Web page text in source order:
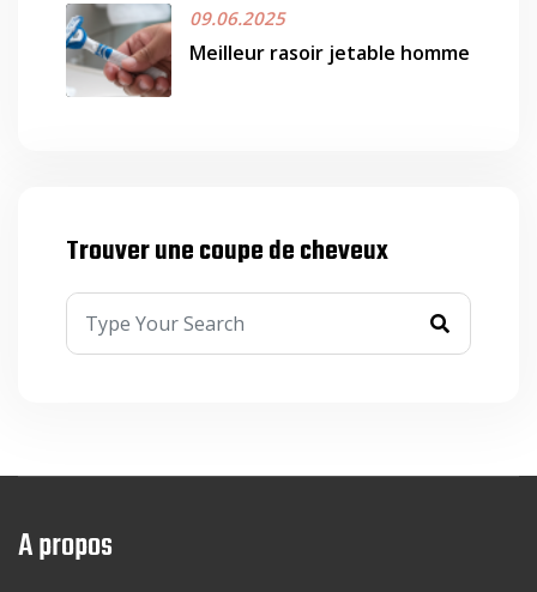
09.06.2025
Meilleur rasoir jetable homme
Trouver une coupe de cheveux
A propos